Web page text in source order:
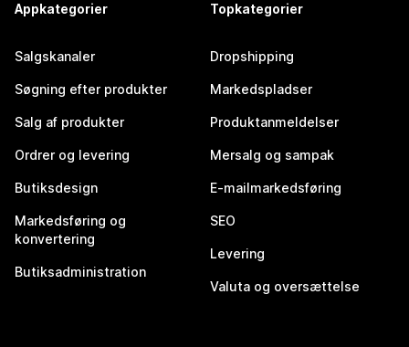
Appkategorier
Salgskanaler
Søgning efter produkter
Salg af produkter
Ordrer og levering
Butiksdesign
Markedsføring og
konvertering
Butiksadministration
Topkategorier
Dropshipping
Markedspladser
Produktanmeldelser
Mersalg og sampak
E-mailmarkedsføring
SEO
Levering
Valuta og oversættelse